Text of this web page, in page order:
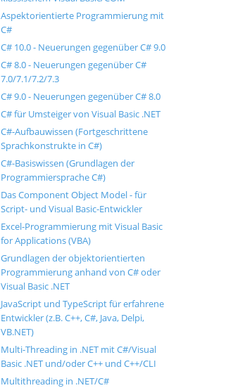
Aspektorientierte Programmierung mit
C#
C# 10.0 - Neuerungen gegenüber C# 9.0
C# 8.0 - Neuerungen gegenüber C#
7.0/7.1/7.2/7.3
C# 9.0 - Neuerungen gegenüber C# 8.0
C# für Umsteiger von Visual Basic .NET
C#-Aufbauwissen (Fortgeschrittene
Sprachkonstrukte in C#)
C#-Basiswissen (Grundlagen der
Programmiersprache C#)
Das Component Object Model - für
Script- und Visual Basic-Entwickler
Excel-Programmierung mit Visual Basic
for Applications (VBA)
Grundlagen der objektorientierten
Programmierung anhand von C# oder
Visual Basic .NET
JavaScript und TypeScript für erfahrene
Entwickler (z.B. C++, C#, Java, Delpi,
VB.NET)
Multi-Threading in .NET mit C#/Visual
Basic .NET und/oder C++ und C++/CLI
Multithreading in .NET/C#